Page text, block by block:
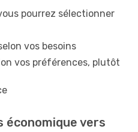
pourrez sélectionner
vos besoins
vos préférences, plutôt
économique vers